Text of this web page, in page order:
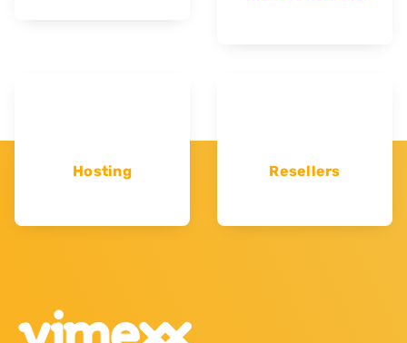
Hosting Resellers